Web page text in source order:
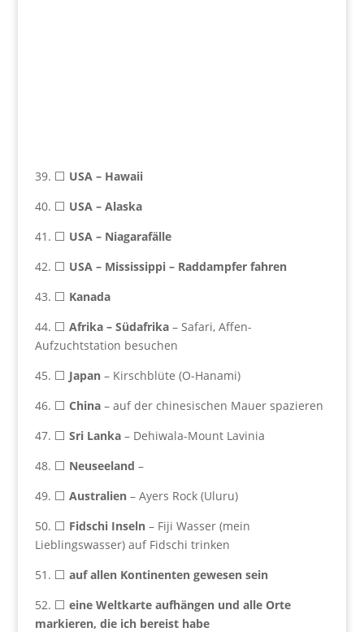
39. ⬜ USA – Hawaii
40. ⬜ USA – Alaska
41. ⬜ USA – Niagarafälle
42. ⬜ USA – Mississippi – Raddampfer fahren
43. ⬜ Kanada
44. ⬜ Afrika – Südafrika– Safari, Affen-
Aufzuchtstation besuchen
45. ⬜ Japan– Kirschblüte (O-Hanami)
46. ⬜ China– auf der chinesischen Mauer spazieren
47. ⬜ Sri Lanka– Dehiwala-Mount Lavinia
48. ⬜ Neuseeland –
49. ⬜ Australien– Ayers Rock (Uluru)
50. ⬜ Fidschi Inseln– Fiji Wasser (mein
Lieblingswasser) auf Fidschi trinken
51. ⬜ auf allen Kontinenten gewesen sein
52. ⬜ eine Weltkarte aufhängen und alle Orte
markieren, die ich bereist habe